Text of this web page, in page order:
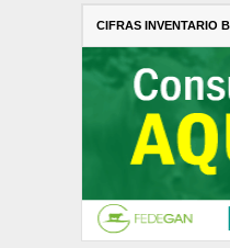
CIFRAS INVENTARIO